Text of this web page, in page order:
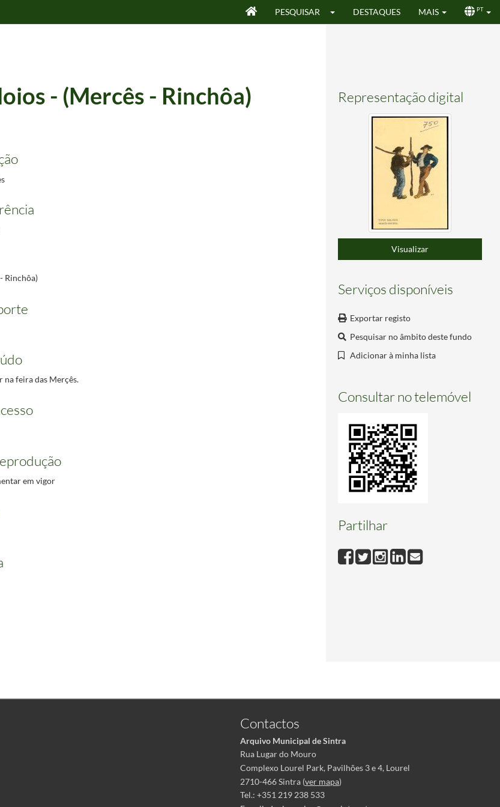
PESQUISAR DESTAQUES MAIS PT
Representação digital
Visualizar
Serviços disponíveis
Exportar registo
Pesquisar no âmbito deste fundo
Adicionar à minha lista
Consultar no telemóvel
Partilhar
- (Mercês - Rinchôa)
Rinchôa)
na feira das Merçês.
em vigor
Contactos
Arquivo Municipal de Sintra
Rua Lugar do Mouro
Complexo Lourel Park, Pavilhões 3 e 4, Lourel
2710-466 Sintra (ver mapa)
Tel.: +351 219 238 533